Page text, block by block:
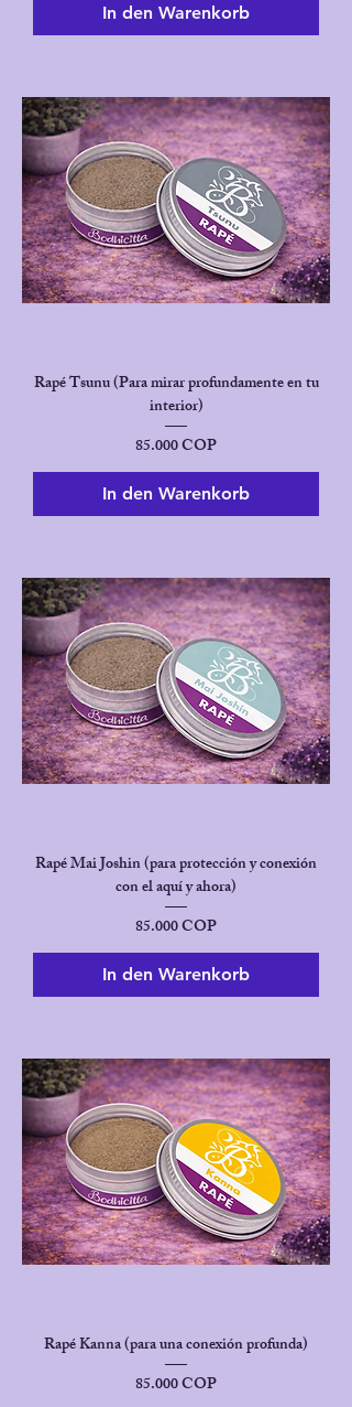
In den Warenkorb
Rapé Tsunu (Para mirar profundamente en tu
interior)
Preis
85.000 COP
In den Warenkorb
Rapé Mai Joshin (para protección y conexión
con el aquí y ahora)
Preis
85.000 COP
In den Warenkorb
Rapé Kanna (para una conexión profunda)
Preis
85.000 COP